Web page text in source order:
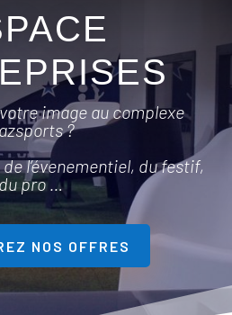
image au complexe
?
l’évenementiel, du festif,
du pro …
NOS OFFRES